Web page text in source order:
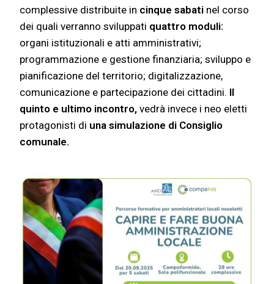
complessive distribuite in cinque sabati nel corso
dei quali verranno sviluppati quattro moduli:
organi istituzionali e atti amministrativi;
programmazione e gestione finanziaria; sviluppo e
pianificazione del territorio; digitalizzazione,
comunicazione e partecipazione dei cittadini. Il
quinto e ultimo incontro,vedrà invece i neo eletti
protagonisti di una simulazione di Consiglio
comunale.